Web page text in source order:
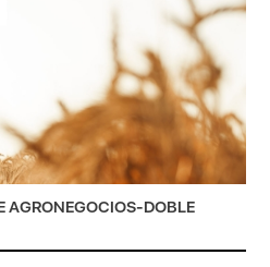
AGRONEGOCIOS-DOBLE